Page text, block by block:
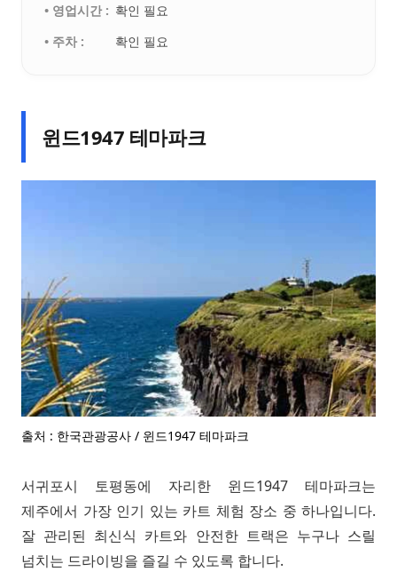
• 영업시간 : 확인 필요
• 주차 :
확인 필요
윈드1947 테마파크
출처 : 한국관광공사 / 윈드1947 테마파크
서귀포시 토평동에 자리한 윈드1947 테마파크는
제주에서 가장 인기 있는 카트 체험 장소 중 하나입니다.
잘 관리된 최신식 카트와 안전한 트랙은 누구나 스릴
넘치는 드라이빙을 즐길 수 있도록 합니다.